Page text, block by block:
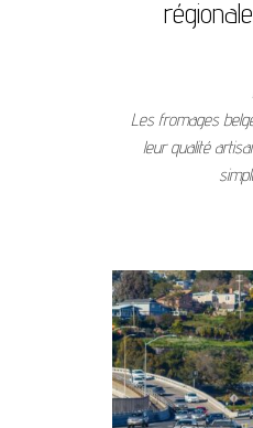
Les fromages
leur qualité